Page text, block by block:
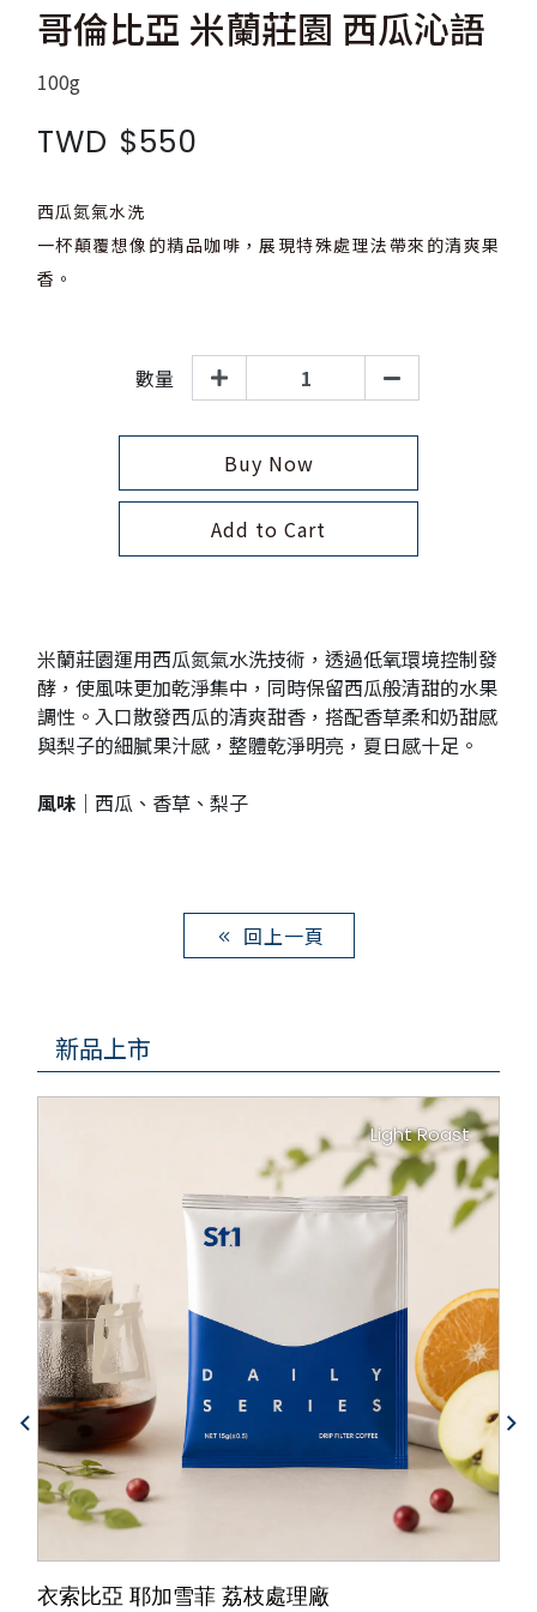
哥倫比亞 米蘭莊園 西瓜沁語
100g
TWD $550
西瓜氮氣水洗
一杯顛覆想像的精品咖啡，展現特殊處理法帶來的清爽果
香。
數量
Buy Now
Add to Cart
米蘭莊園運用西瓜氮氣水洗技術，透過低氧環境控制發
酵，使風味更加乾淨集中，同時保留西瓜般清甜的水果
調性。入口散發西瓜的清爽甜香，搭配香草柔和奶甜感
與梨子的細膩果汁感，整體乾淨明亮，夏日感十足。
風味｜ 西瓜、香草、梨子
回上一頁
新品上市
Light Roast
衣索比亞 耶加雪菲 荔枝處理廠